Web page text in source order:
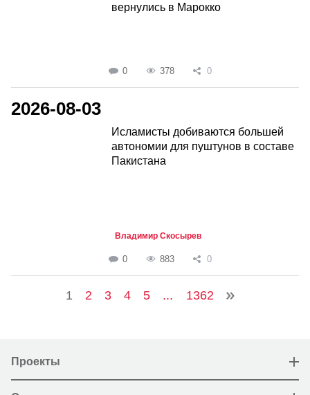
вернулись в Марокко
0 378 0
2026-08-03
Исламисты добиваются большей
автономии для пуштунов в составе
Пакистана
Владимир Скосырев
0 883 0
1 2 3 4 5 ... 1362
Проекты